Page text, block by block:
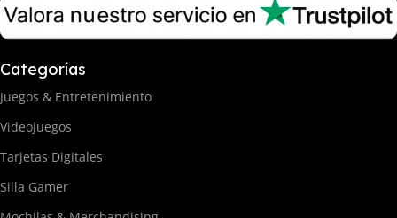
Categorías
Juegos & Entretenimiento
Videojuegos
Tarjetas Digitales
Silla Gamer